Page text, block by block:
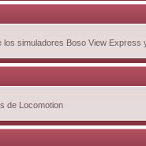
simuladores Boso View Express
de Locomotion